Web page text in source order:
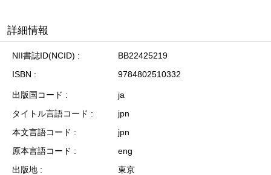
詳細情報
NII書誌ID(NCID)
BB22425219
ISBN
9784802510332
出版国コード
ja
タイトル言語コード
jpn
本文言語コード
jpn
原本言語コード
eng
出版地
東京